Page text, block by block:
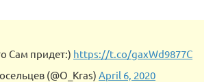
Сам придет:) https://t.co/gaxWd9877C
(@O_Kras) April 6, 2020